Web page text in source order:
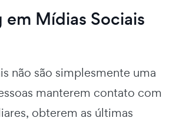
Mídias Sociais
não são simplesmente uma
manterem contato com
obterem as últimas